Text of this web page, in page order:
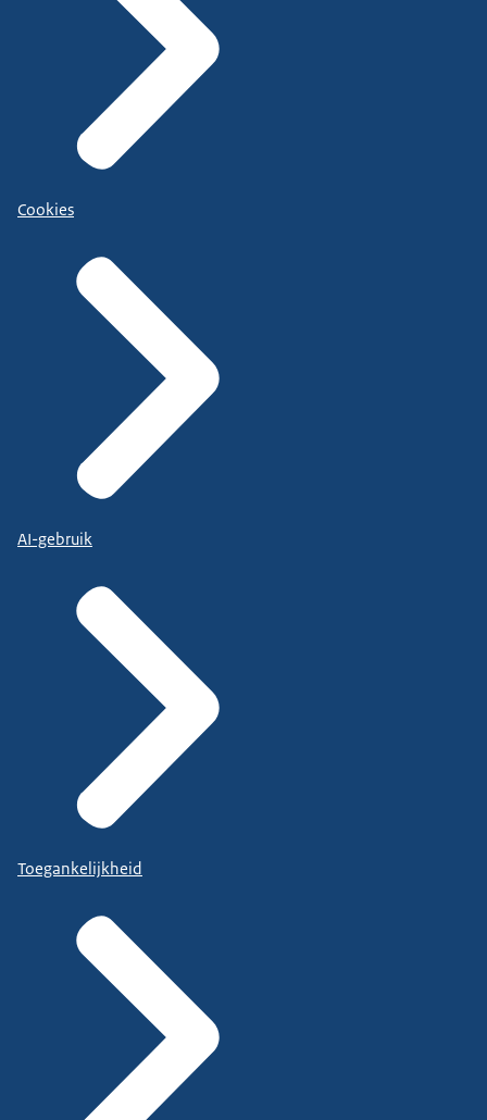
Cookies
AI-gebruik
Toegankelijkheid